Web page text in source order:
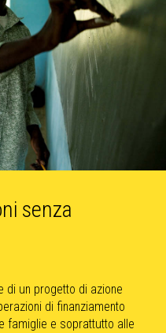
senza
di un progetto di azione
di finanziamento
famiglie e soprattutto alle